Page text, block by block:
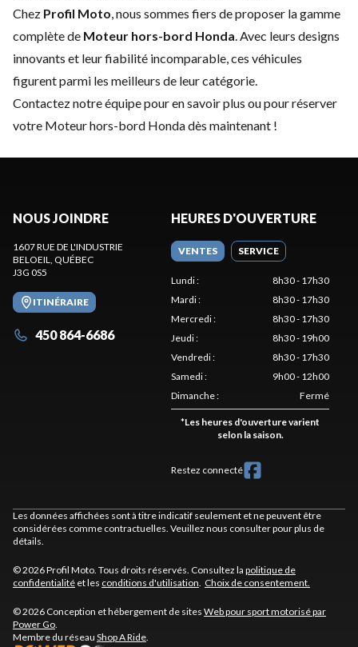
Chez Profil Moto, nous sommes fiers de proposer la gamme
complète de Moteur hors-bord Honda. Avec leurs designs
innovants et leur fiabilité incomparable, ces véhicules
figurent parmi les meilleurs de leur catégorie.
Contactez notre équipepour en savoir plus ou pour réserver
votre Moteur hors-bord Honda dès maintenant !
NOUS JOINDRE
1607 RUE DE L'INDUSTRIE
BELOEIL, QUÉBEC
J3G 0S5
ITINÉRAIRE
450 864-6686
HEURES D'OUVERTURE
VENTES SERVICE
Lundi:
8h30 - 17h30
Mardi:
8h30 - 17h30
Mercredi:
8h30 - 17h30
Jeudi:
8h30 - 19h00
Vendredi:
8h30 - 17h30
Samedi:
9h00 - 12h00
Dimanche: Fermé
*Les heures d'ouverture varient
selon la saison.
Restez connecté
Les données affichées sont à titre indicatif seulement et ne peuvent être
considérées comme contractuelles. Veuillez nous consulter pour plus de
détails.
© 2026 Profil Moto. Tous droits réservés. Consultez la politique de
confidentialité et les conditions d'utilisation. Choix de consentement.
© 2026 Conception et hébergement de sites Web pour sport motorisé par
Power Go.
Membre du réseau Shop A Ride.